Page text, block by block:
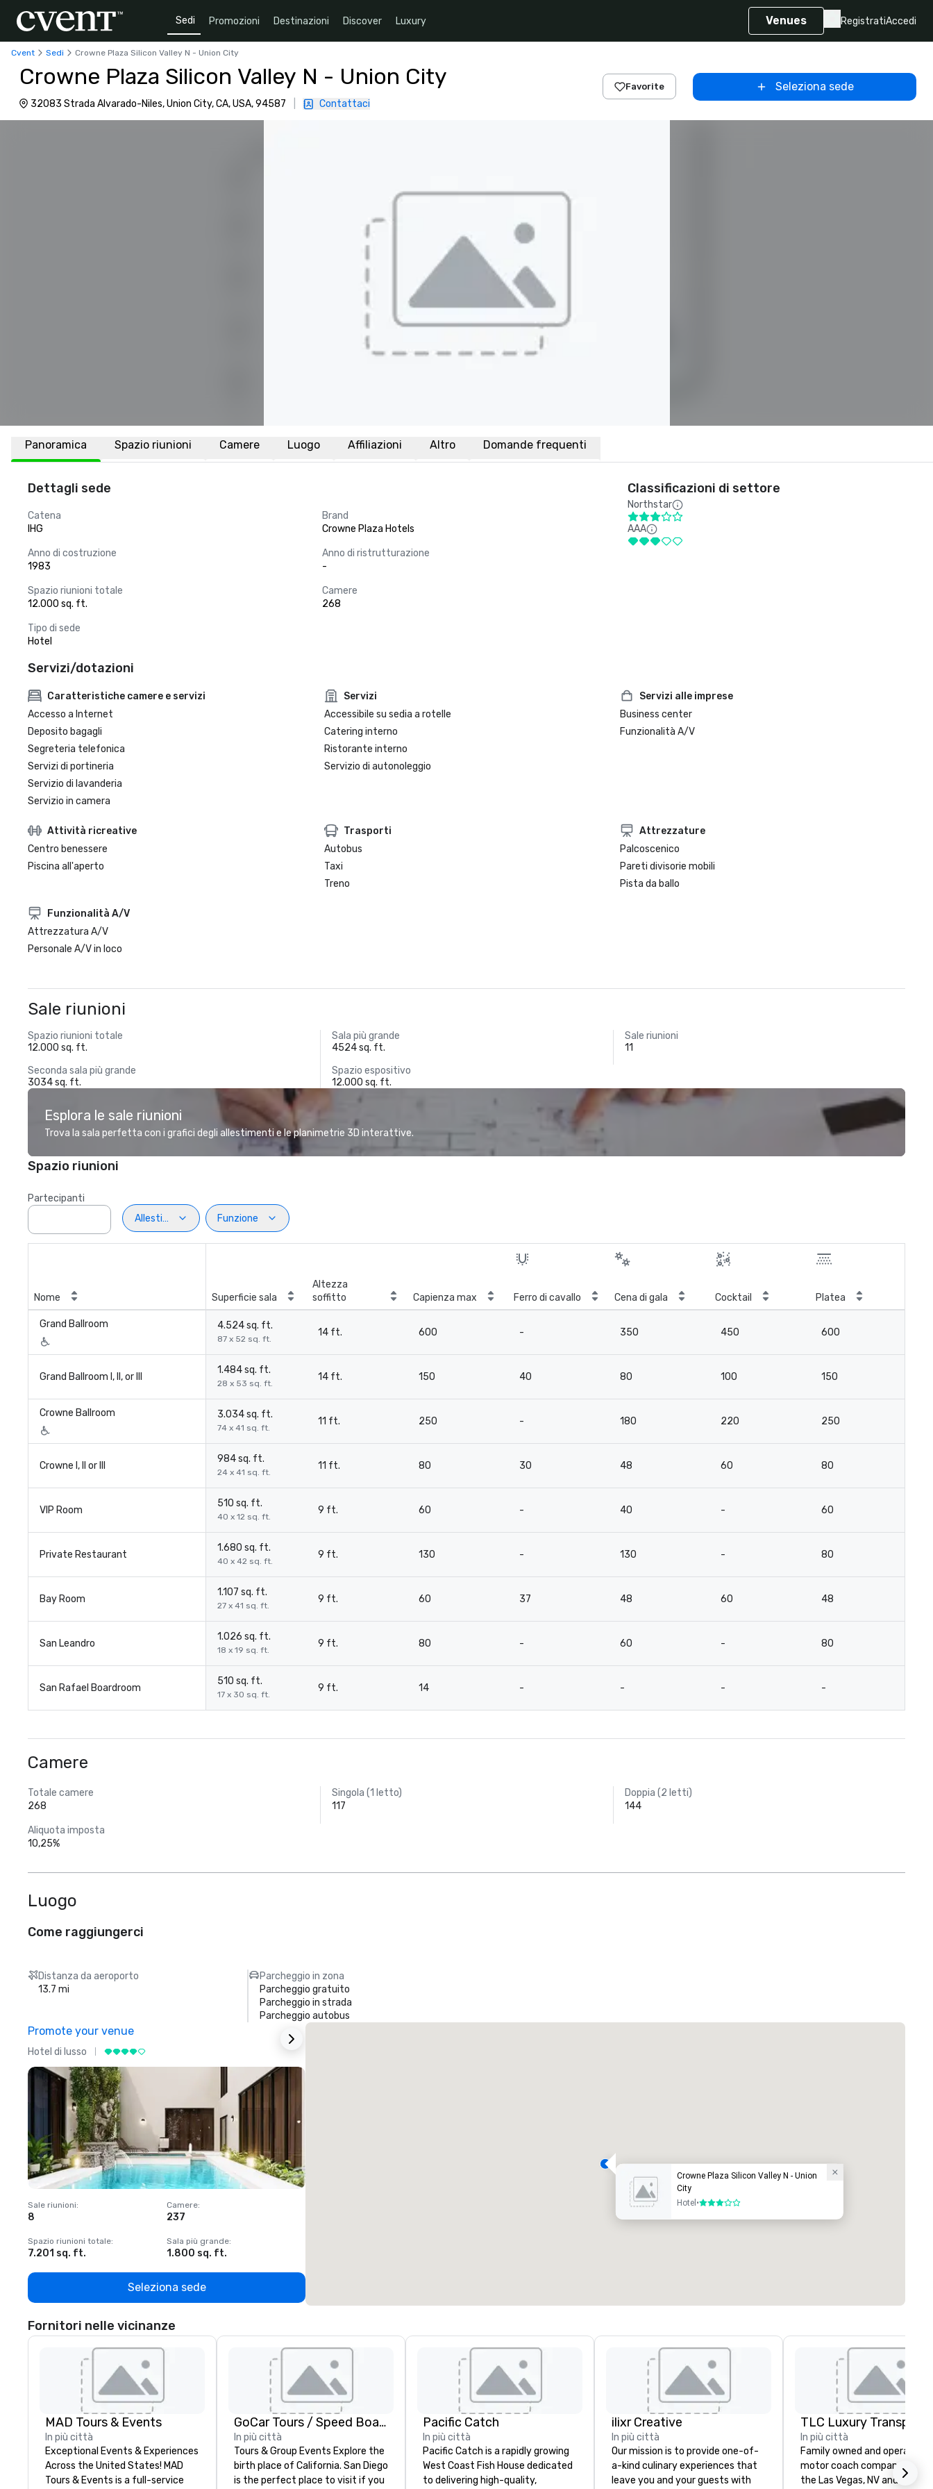
Sedi Promozioni Destinazioni Discover Luxury Venues RegistratiAccedi
Cvent Sedi Crowne Plaza Silicon Valley N - Union City
Crowne Plaza Silicon Valley N - Union City
32083 Strada Alvarado-Niles, Union City, CA, USA, 94587 Contattaci
Favorite Seleziona sede
Panoramica Spazio riunioni Camere Luogo Affiliazioni Altro Domande frequenti
Dettagli sede
Catena
IHG
Brand
Crowne Plaza Hotels
Anno di costruzione
1983
Anno di ristrutturazione
-
Spazio riunioni totale
12.000 sq. ft.
Camere
268
Tipo di sede
Hotel
Classificazioni di settore
Northstar
AAA
Servizi/dotazioni
Caratteristiche camere e servizi
Accesso a Internet
Deposito bagagli
Segreteria telefonica
Servizi di portineria
Servizio di lavanderia
Servizio in camera
Servizi
Accessibile su sedia a rotelle
Catering interno
Ristorante interno
Servizio di autonoleggio
Servizi alle imprese
Business center
Funzionalità A/V
Attività ricreative
Centro benessere
Piscina all'aperto
Trasporti
Autobus
Taxi
Treno
Attrezzature
Palcoscenico
Pareti divisorie mobili
Pista da ballo
Funzionalità A/V
Attrezzatura A/V
Personale A/V in loco
Sale riunioni
Spazio riunioni totale
12.000 sq. ft.
Sala più grande
4524 sq. ft.
Sale riunioni
11
Seconda sala più grande
3034 sq. ft.
Spazio espositivo
12.000 sq. ft.
Esplora le sale riunioni
Trova la sala perfetta con i grafici degli allestimenti e le planimetrie 3D interattive.
Spazio riunioni
Partecipanti
Allestimento
Funzione
Nome Superficie sala
Altezza
soffitto
Capienza max Ferro di cavallo Cena di gala Cocktail Platea
Grand Ballroom 4.524 sq. ft.
87 x 52 sq. ft.
14 ft. 600 - 350 450 600
Grand Ballroom I, II, or III
1.484 sq. ft.
28 x 53 sq. ft.
14 ft. 150 40 80 100 150
Crowne Ballroom 3.034 sq. ft.
74 x 41 sq. ft.
11 ft. 250 - 180 220 250
Crowne I, II or III
984 sq. ft.
24 x 41 sq. ft.
11 ft. 80 30 48 60 80
VIP Room
510 sq. ft.
40 x 12 sq. ft.
9 ft. 60 - 40 - 60
Private Restaurant
1.680 sq. ft.
40 x 42 sq. ft.
9 ft. 130 - 130 - 80
Bay Room
1.107 sq. ft.
27 x 41 sq. ft.
9 ft. 60 37 48 60 48
San Leandro
1.026 sq. ft.
18 x 19 sq. ft.
9 ft. 80 - 60 - 80
San Rafael Boardroom
510 sq. ft.
17 x 30 sq. ft.
9 ft. 14 - - - -
Camere
Totale camere
268
Singola (1 letto)
117
Doppia (2 letti)
144
Aliquota imposta
10,25%
Luogo
Come raggiungerci
Distanza da aeroporto
13.7 mi
Parcheggio in zona
Parcheggio gratuito
Parcheggio in strada
Parcheggio autobus
Promote your venue
Hotel di lusso
Sale riunioni:
8
Camere:
237
Spazio riunioni totale:
7.201 sq. ft.
Sala più grande:
1.800 sq. ft.
Seleziona sede
Crowne Plaza Silicon Valley N - Union
City
Hotel •3 su 5
Fornitori nelle vicinanze
MAD Tours & Events
In più città
Exceptional Events & Experiences
Across the United States! MAD
Tours & Events is a full-service
GoCar Tours / Speed Boat Adventures
In più città
Tours & Group Events Explore the
birth place of California. San Diego
is the perfect place to visit if you
Pacific Catch
In più città
Pacific Catch is a rapidly growing
West Coast Fish House dedicated
to delivering high-quality,
ilixr Creative
In più città
Our mission is to provide one-of-
a-kind culinary experiences that
leave you and your guests with
In più città
Family owned and operated
motor coach company.
the Las Vegas, NV and